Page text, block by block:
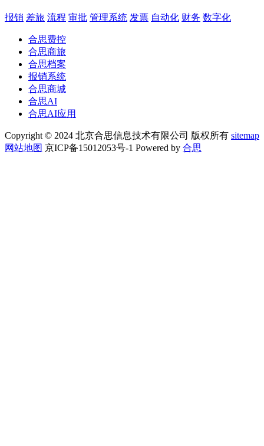
报销 差旅 流程 审批 管理系统 发票 自动化 财务 数字化
合思费控
合思商旅
合思档案
报销系统
合思商城
合思AI
合思AI应用
Copyright © 2024 北京合思信息技术有限公司 版权所有 sitemap
网站地图 京ICP备15012053号-1 Powered by 合思